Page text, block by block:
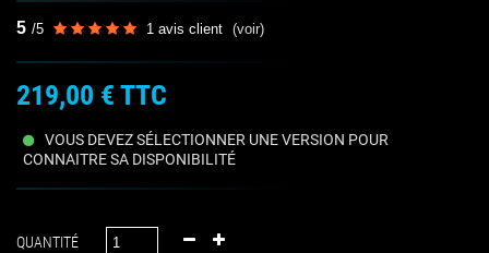
5 /5 1 avis client (voir)
219,00 € TTC
VOUS DEVEZ SÉLECTIONNER UNE VERSION POUR
CONNAITRE SA DISPONIBILITÉ
QUANTITÉ